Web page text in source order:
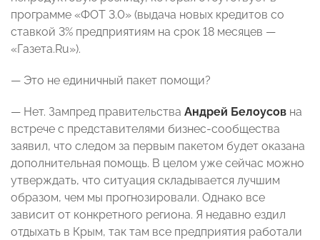
программе «ФОТ 3.0» (выдача новых кредитов со
ставкой 3% предприятиям на срок 18 месяцев —
«Газета.Ru»).
— Это не единичный пакет помощи?
— Нет. Зампред правительства Андрей Белоусов на
встрече с представителями бизнес-сообщества
заявил, что следом за первым пакетом будет оказана
дополнительная помощь. В целом уже сейчас можно
утверждать, что ситуация складывается лучшим
образом, чем мы прогнозировали. Однако все
зависит от конкретного региона. Я недавно ездил
отдыхать в Крым, так там все предприятия работали